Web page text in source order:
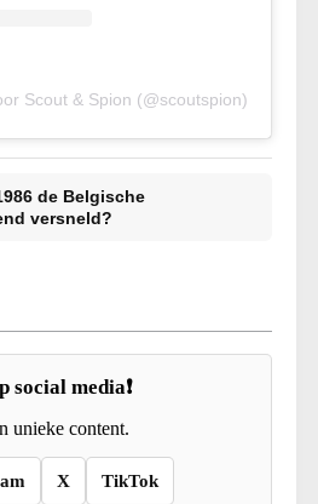
Scout & Spion (@scoutspion)
de Belgische
versneld?
social media❗
unieke content.
X TikTok